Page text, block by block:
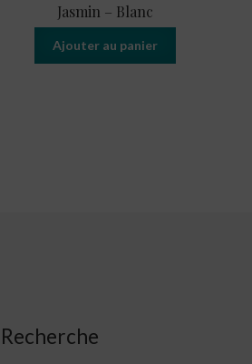
Jasmin – Blanc
Ajouter au panier
Recherche